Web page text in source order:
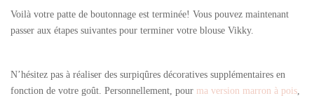
Voilà votre patte de boutonnage est terminée! Vous pouvez maintenant
passer aux étapes suivantes pour terminer votre blouse Vikky.
N’hésitez pas à réaliser des surpiqûres décoratives supplémentaires en
fonction de votre goût. Personnellement, pour ma version marron à pois